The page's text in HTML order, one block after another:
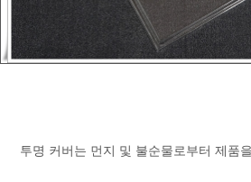
투명 커버는 먼지 및 불순물로부터 제품